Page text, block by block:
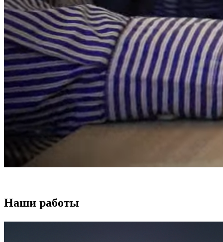
Наши работы